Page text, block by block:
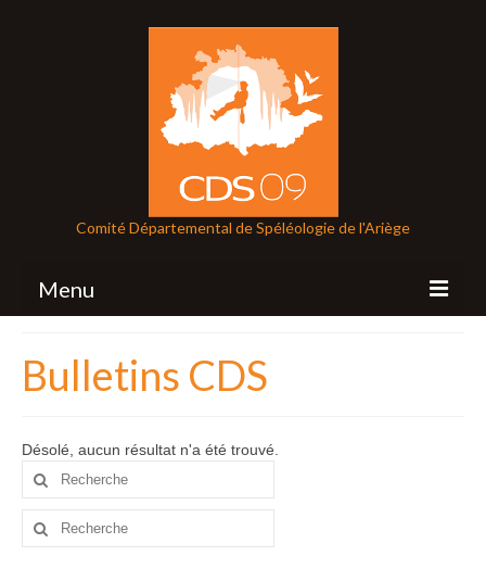
Comité Départemental de Spéléologie de l'Ariège
Menu
Comité Départemental de spéléologie de
Le karst ariégeois
Commissions
La commission SSF
Bulletins CDS
Désolé, aucun résultat n'a été trouvé.
Rechercher
Rechercher